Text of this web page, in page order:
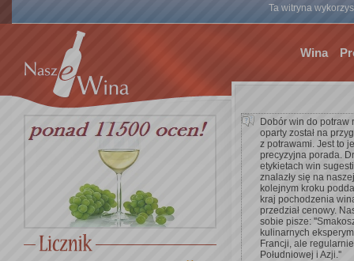
Ta witryna
Wina
Dobór win do potraw
oparty został na
z potrawami. Jest to
precyzyjna porada.
etykietach win
znalazły się na
kolejnym kroku
kraj pochodzenia
przedział cenowy.
sobie pisze:
kulinarnych
Francji, ale
Południowej i Azji.''